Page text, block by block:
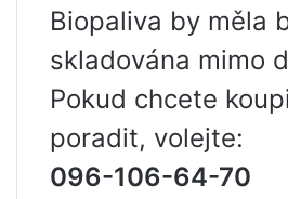
Biopaliva by měla
skladována mimo
Pokud chcete
poradit, volejte:
096-106-64-70